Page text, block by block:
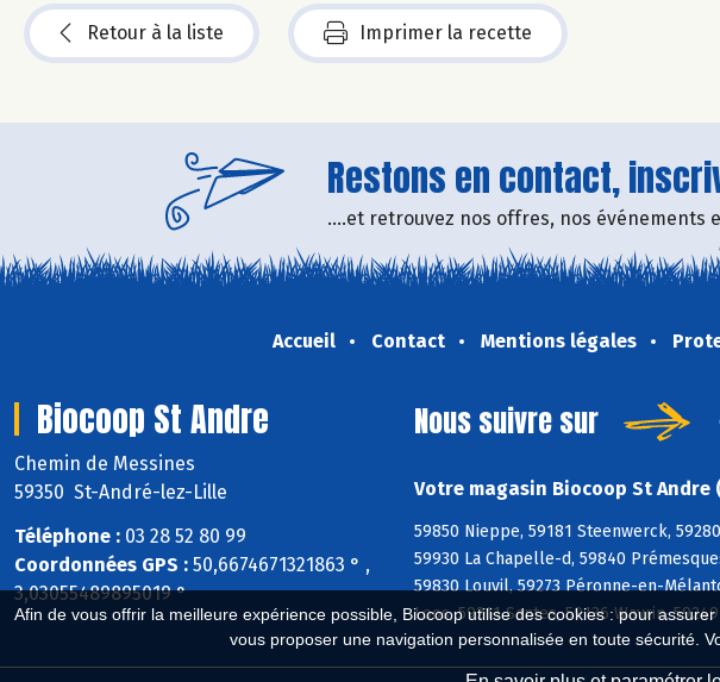
Afin de vous offrir la meilleure expérience possible, Biocoop utilise des cookies : pour
vous proposer une navigation personnalisée en toute sécurité.
Retour à la liste Imprimer la recette
Restons en contact,
....et retrouvez nos offres, nos événements
Accueil Contact Mentions légales
Biocoop St Andre
Chemin de Messines
59350 St-André-lez-Lille
Téléphone : 03 28 52 80 99
Coordonnées GPS : 50,6674671321863 ° ,
3,03055489895019 °
Nous suivre sur
Votre magasin Biocoop St Andre
59850 Nieppe, 59181 Steenwerck,
59930 La Chapelle-d, 59840
59830 Louvil, 59273 Péronne-en-
Loos, 59211 Santes, 59136 Wavrin,